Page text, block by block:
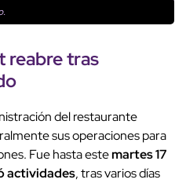
reabre tras
del restaurante
sus operaciones para
Fue hasta estemartes 17
actividades, tras varios días